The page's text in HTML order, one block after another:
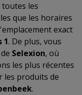
les
que les horaires
exact
1. De plus, vous
Selexion, où
les plus récentes
les produits de
.